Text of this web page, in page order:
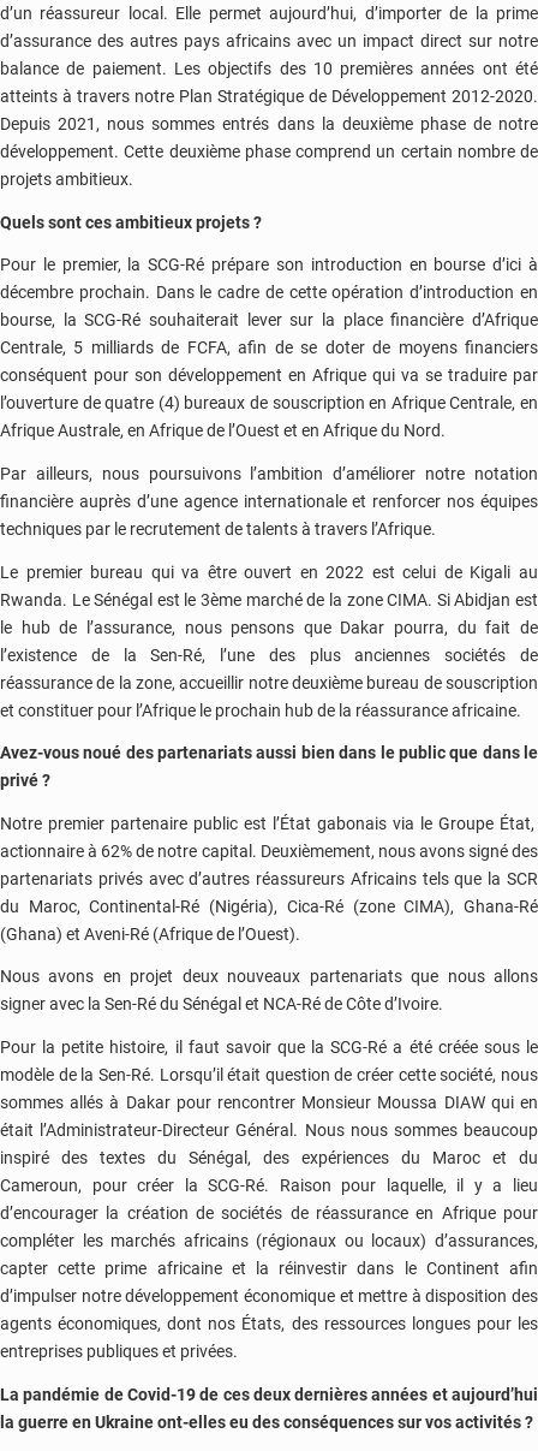
d’un réassureur local. Elle permet aujourd’hui, d’importer de la prime
d’assurance des autres pays africains avec un impact direct sur notre
balance de paiement. Les objectifs des 10 premières années ont été
atteints à travers notre Plan Stratégique de Développement 2012-2020.
Depuis 2021, nous sommes entrés dans la deuxième phase de notre
développement. Cette deuxième phase comprend un certain nombre de
projets ambitieux.
Quels sont ces ambitieux projets ?
Pour le premier, la SCG-Ré prépare son introduction en bourse d’ici à
décembre prochain. Dans le cadre de cette opération d’introduction en
bourse, la SCG-Ré souhaiterait lever sur la place financière d’Afrique
Centrale, 5 milliards de FCFA, afin de se doter de moyens financiers
conséquent pour son développement en Afrique qui va se traduire par
l’ouverture de quatre (4) bureaux de souscription en Afrique Centrale, en
Afrique Australe, en Afrique de l’Ouest et en Afrique du Nord.
Par ailleurs, nous poursuivons l’ambition d’améliorer notre notation
financière auprès d’une agence internationale et renforcer nos équipes
techniques par le recrutement de talents à travers l’Afrique.
Le premier bureau qui va être ouvert en 2022 est celui de Kigali au
Rwanda. Le Sénégal est le 3ème marché de la zone CIMA. Si Abidjan est
le hub de l’assurance, nous pensons que Dakar pourra, du fait de
l’existence de la Sen-Ré, l’une des plus anciennes sociétés de
réassurance de la zone, accueillir notre deuxième bureau de souscription
et constituer pour l’Afrique le prochain hub de la réassurance africaine.
Avez-vous noué des partenariats aussi bien dans le public que dans le
privé ?
Notre premier partenaire public est l’État gabonais via le Groupe État,
actionnaire à 62% de notre capital. Deuxièmement, nous avons signé des
partenariats privés avec d’autres réassureurs Africains tels que la SCR
du Maroc, Continental-Ré (Nigéria), Cica-Ré (zone CIMA), Ghana-Ré
(Ghana) et Aveni-Ré (Afrique de l’Ouest).
Nous avons en projet deux nouveaux partenariats que nous allons
signer avec la Sen-Ré du Sénégal et NCA-Ré de Côte d’Ivoire.
Pour la petite histoire, il faut savoir que la SCG-Ré a été créée sous le
modèle de la Sen-Ré. Lorsqu’il était question de créer cette société, nous
sommes allés à Dakar pour rencontrer Monsieur Moussa DIAW qui en
était l’Administrateur-Directeur Général. Nous nous sommes beaucoup
inspiré des textes du Sénégal, des expériences du Maroc et du
Cameroun, pour créer la SCG-Ré. Raison pour laquelle, il y a lieu
d’encourager la création de sociétés de réassurance en Afrique pour
compléter les marchés africains (régionaux ou locaux) d’assurances,
capter cette prime africaine et la réinvestir dans le Continent afin
d’impulser notre développement économique et mettre à disposition des
agents économiques, dont nos États, des ressources longues pour les
entreprises publiques et privées.
La pandémie de Covid-19 de ces deux dernières années et aujourd’hui
la guerre en Ukraine ont-elles eu des conséquences sur vos activités ?